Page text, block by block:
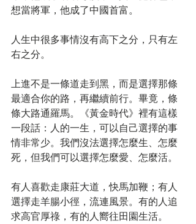
想當將軍，他成了中國首富。
人生中很多事情沒有高下之分，只有左
右之分。
上進不是一條道走到黑，而是選擇那條
最適合你的路，再繼續前行。畢竟，條
條大路通羅馬。《黃金時代》裡有這樣
一段話：人的一生，可以自己選擇的事
情非常少。我們沒法選擇怎麼生、怎麼
死，但我們可以選擇怎麼愛、怎麼活。
有人喜歡走康莊大道，快馬加鞭；有人
選擇走羊腸小徑，流連風景。有的人追
求高官厚祿，有的人嚮往田園生活。